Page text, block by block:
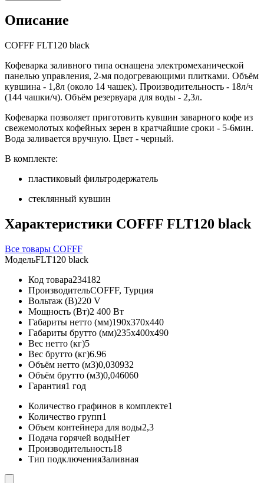
Описание
COFFF FLT120 black
Кофеварка заливного типа оснащена электромеханической
панелью управления, 2-мя подогревающими плитками. Объём
кувшина - 1,8л (около 14 чашек). Производительность - 18л/ч
(144 чашки/ч). Объём резервуара для воды - 2,3л.
Кофеварка позволяет приготовить кувшин заварного кофе из
свежемолотых кофейных зерен в кратчайшие сроки - 5-6мин.
Вода заливается вручную. Цвет - черный.
В комплекте:
пластиковый фильтродержатель
стеклянный кувшин
Характеристики COFFF FLT120 black
Все товары COFFF
МодельFLT120 black
Код товара234182
ПроизводительCOFFF, Турция
Вольтаж (В)220 V
Мощность (Вт)2 400 Вт
Габариты нетто (мм)190x370x440
Габариты брутто (мм)235x400x490
Вес нетто (кг)5
Вес брутто (кг)6.96
Объём нетто (м3)0,030932
Объём брутто (м3)0,046060
Гарантия1 год
Количество графинов в комплекте1
Количество групп1
Объем контейнера для воды2,3
Подача горячей водыНет
Производительность18
Тип подключенияЗаливная